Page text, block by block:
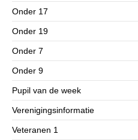
Onder 17
Onder 19
Onder 7
Onder 9
Pupil van de week
Verenigingsinformatie
Veteranen 1